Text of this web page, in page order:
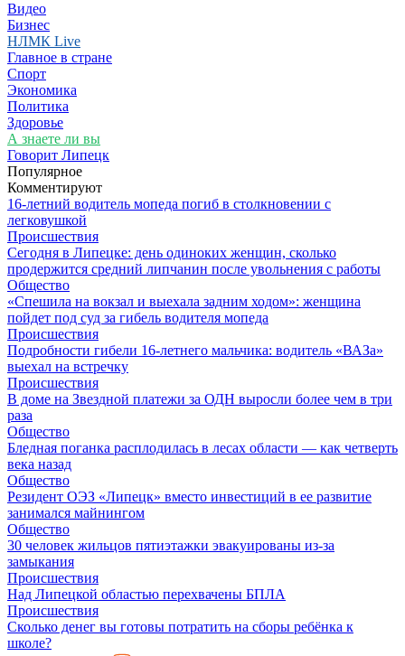
Видео
Бизнес
НЛМК Live
Главное в стране
Спорт
Экономика
Политика
Здоровье
А знаете ли вы
Говорит Липецк
Популярное
Комментируют
16-летний водитель мопеда погиб в столкновении с
легковушкой
Происшествия
Сегодня в Липецке: день одиноких женщин, сколько
продержится средний липчанин после увольнения с работы
Общество
«Спешила на вокзал и выехала задним ходом»: женщина
пойдет под суд за гибель водителя мопеда
Происшествия
Подробности гибели 16-летнего мальчика: водитель «ВАЗа»
выехал на встречку
Происшествия
В доме на Звездной платежи за ОДН выросли более чем в три
раза
Общество
Бледная поганка расплодилась в лесах области — как четверть
века назад
Общество
Резидент ОЭЗ «Липецк» вместо инвестиций в ее развитие
занимался майнингом
Общество
30 человек жильцов пятиэтажки эвакуированы из-за
замыкания
Происшествия
Над Липецкой областью перехвачены БПЛА
Происшествия
Сколько денег вы готовы потратить на сборы ребёнка к
школе?